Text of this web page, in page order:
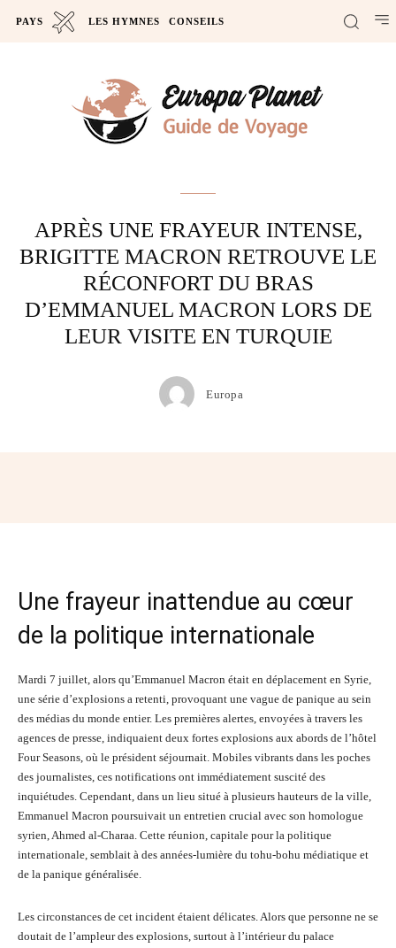
PAYS LES HYMNES CONSEILS
APRÈS UNE FRAYEUR INTENSE,
BRIGITTE MACRON RETROUVE LE
RÉCONFORT DU BRAS
D’EMMANUEL MACRON LORS DE
LEUR VISITE EN TURQUIE
Europa
Une frayeur inattendue au cœur
de la politique internationale
Mardi 7 juillet, alors qu’Emmanuel Macron était en déplacement en Syrie,
une série d’explosions a retenti, provoquant une vague de panique au sein
des médias du monde entier. Les premières alertes, envoyées à travers les
agences de presse, indiquaient deux fortes explosions aux abords de l’hôtel
Four Seasons, où le président séjournait. Mobiles vibrants dans les poches
des journalistes, ces notifications ont immédiatement suscité des
inquiétudes. Cependant, dans un lieu situé à plusieurs hauteurs de la ville,
Emmanuel Macron poursuivait un entretien crucial avec son homologue
syrien, Ahmed al-Charaa. Cette réunion, capitale pour la politique
internationale, semblait à des années-lumière du tohu-bohu médiatique et
de la panique généralisée.
Les circonstances de cet incident étaient délicates. Alors que personne ne se
doutait de l’ampleur des explosions, surtout à l’intérieur du palace